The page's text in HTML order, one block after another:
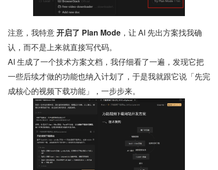
注意，我特意 开启了 Plan Mode ，让 AI 先出方案找我确
认，而不是上来就直接写代码。
AI 生成了一个技术方案文档，我仔细看了一遍，发现它把
一些后续才做的功能也纳入计划了，于是我就跟它说「先完
成核心的视频下载功能」，一步步来。